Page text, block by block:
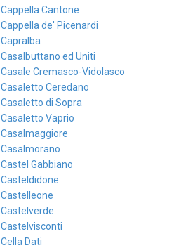
Cappella Cantone
Cappella de' Picenardi
Capralba
Casalbuttano ed Uniti
Casale Cremasco-Vidolasco
Casaletto Ceredano
Casaletto di Sopra
Casaletto Vaprio
Casalmaggiore
Casalmorano
Castel Gabbiano
Casteldidone
Castelleone
Castelverde
Castelvisconti
Cella Dati